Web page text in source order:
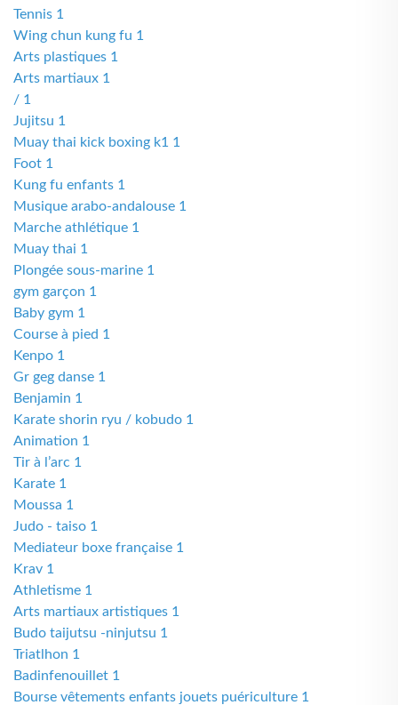
Tennis 1
Wing chun kung fu 1
Arts plastiques 1
Arts martiaux 1
/ 1
Jujitsu 1
Muay thai kick boxing k1 1
Foot 1
Kung fu enfants 1
Musique arabo-andalouse 1
Marche athlétique 1
Muay thai 1
Plongée sous-marine 1
gym garçon 1
Baby gym 1
Course à pied 1
Kenpo 1
Gr geg danse 1
Benjamin 1
Karate shorin ryu / kobudo 1
Animation 1
Tir à l’arc 1
Karate 1
Moussa 1
Judo - taiso 1
Mediateur boxe française 1
Krav 1
Athletisme 1
Arts martiaux artistiques 1
Budo taijutsu -ninjutsu 1
Triatlhon 1
Badinfenouillet 1
Bourse vêtements enfants jouets puériculture 1